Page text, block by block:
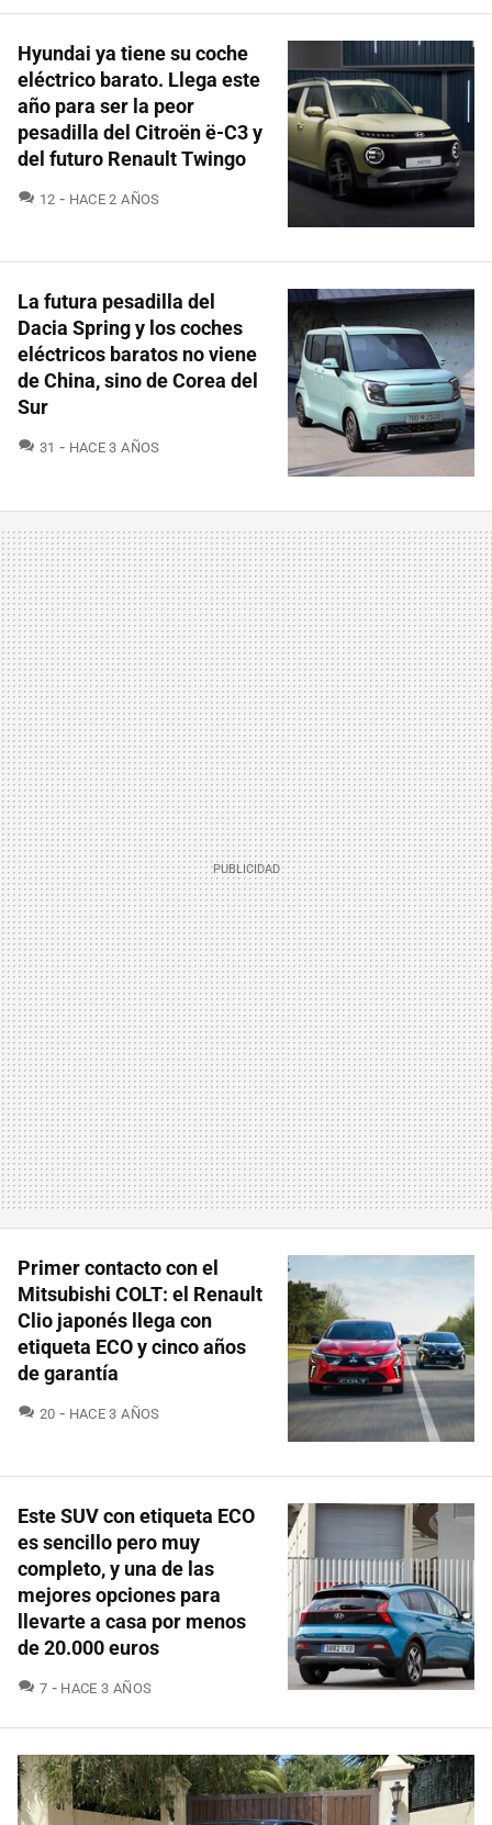
Hyundai ya tiene su coche
eléctrico barato. Llega este
año para ser la peor
pesadilla del Citroën ë-C3 y
del futuro Renault Twingo
12 COMENTARIOS
HACE 2 AÑOS
La futura pesadilla del
Dacia Spring y los coches
eléctricos baratos no viene
de China, sino de Corea del
Sur
31 COMENTARIOS
HACE 3 AÑOS
Primer contacto con el
Mitsubishi COLT: el Renault
Clio japonés llega con
etiqueta ECO y cinco años
de garantía
20 COMENTARIOS
HACE 3 AÑOS
Este SUV con etiqueta ECO
es sencillo pero muy
completo, y una de las
mejores opciones para
llevarte a casa por menos
de 20.000 euros
7 COMENTARIOS
HACE 3 AÑOS